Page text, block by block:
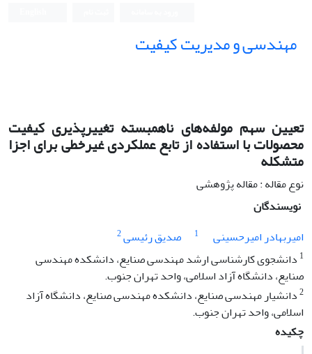
مهندسی و مدیریت کیفیت
تعیین سهم مولفه‌های ناهمبسته تغییرپذیری کیفیت
محصولات با استفاده از تابع عملکردی غیرخطی برای اجزا
متشکله
نوع مقاله : مقاله پژوهشی
نویسندگان
امیربهادر امیرحسینی
1 صدیق رئیسی2
1 دانشجوی کارشناسی ارشد مهندسی صنایع، دانشکده مهندسی
صنایع، دانشگاه آزاد اسلامی، واحد تهران جنوب.
2دانشیار مهندسی صنایع، دانشکده مهندسی صنایع، دانشگاه آزاد
اسلامی، واحد تهران جنوب.
چکیده